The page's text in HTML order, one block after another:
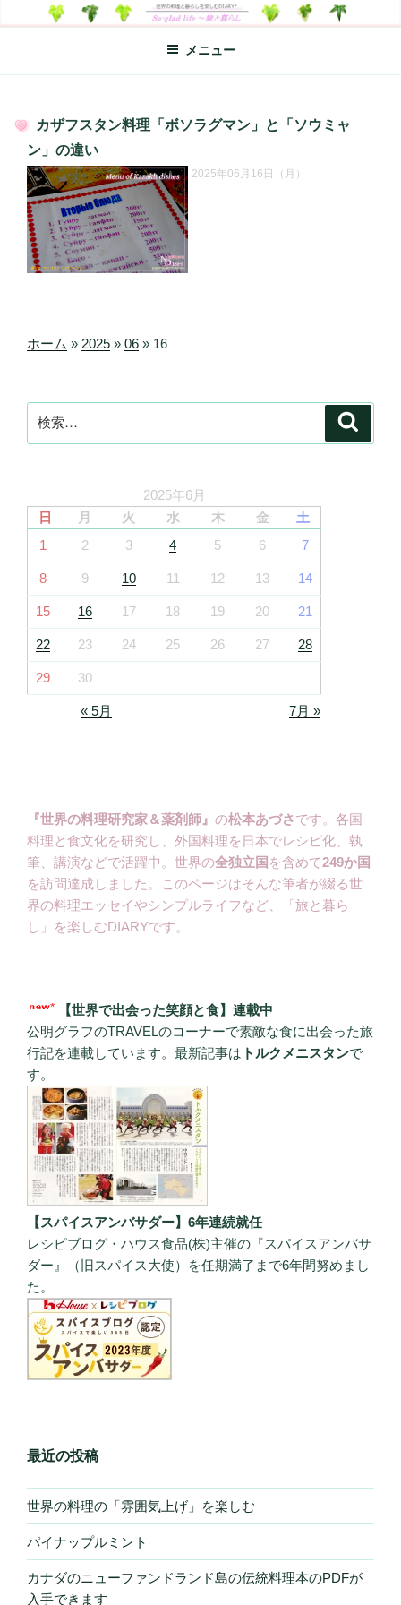
ン
ン
SO-GLAD LIFE～旅と暮らし
世界の料理のエッセイやレシピ、シンプルライフ、楽しい暮らしなどを
綴る、世界248か国を旅した松本あづさのDIARYです
メニュー
投
稿
日:
カザフスタン料理「ボソラグマン」と「ソウミャ
ン」の違い
2025年06月16日（月）
ホーム » 2025 » 06 » 16
索:
2025年6月
日
月 火 水 木 金
土
1
2 3 4 5 6 7
8 9 10 11 12 13 14
15 16 17 18 19 20 21
22 23 24 25 26 27 28
29 30
« 5月 7月 »
『世界の料理研究家＆薬剤師』 の松本あづさです。各国
料理と食文化を研究し、外国料理を日本でレシピ化、執
筆、講演などで活躍中。世界の全独立国 を含めて249か国
を訪問達成しました。このページはそんな筆者が綴る世
界の料理エッセイやシンプルライフなど、「旅と暮ら
し」を楽しむDIARYです。
【世界で出会った笑顔と食】連載中
公明グラフのTRAVELのコーナーで素敵な食に出会った旅
行記を連載しています。最新記事は トルクメニスタンで
す。
【スパイスアンバサダー】6年連続就任
レシピブログ・ハウス食品(株)主催の『スパイスアンバサ
ダー』（旧スパイス大使）を任期満了まで6年間努めまし
た。
最近の投稿
世界の料理の「雰囲気上げ」を楽しむ
パイナップルミント
カナダのニューファンドランド島の伝統料理本のPDFが
入手できます